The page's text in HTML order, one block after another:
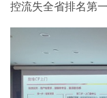
控流失全省排名第一